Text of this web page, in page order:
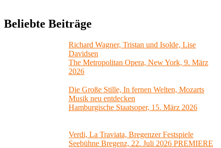
Beliebte Beiträge
Richard Wagner, Tristan und Isolde, Lise
Davidsen
The Metropolitan Opera, New York, 9. März
2026
Die Große Stille, In fernen Welten, Mozarts
Musik neu entdecken
Hamburgische Staatsoper, 15. März 2026
Verdi, La Traviata, Bregenzer Festspiele
Seebühne Bregenz, 22. Juli 2026 PREMIERE